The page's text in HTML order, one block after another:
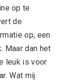
op te
de
op, een
Maar dan het
leuk is voor
Wat mij